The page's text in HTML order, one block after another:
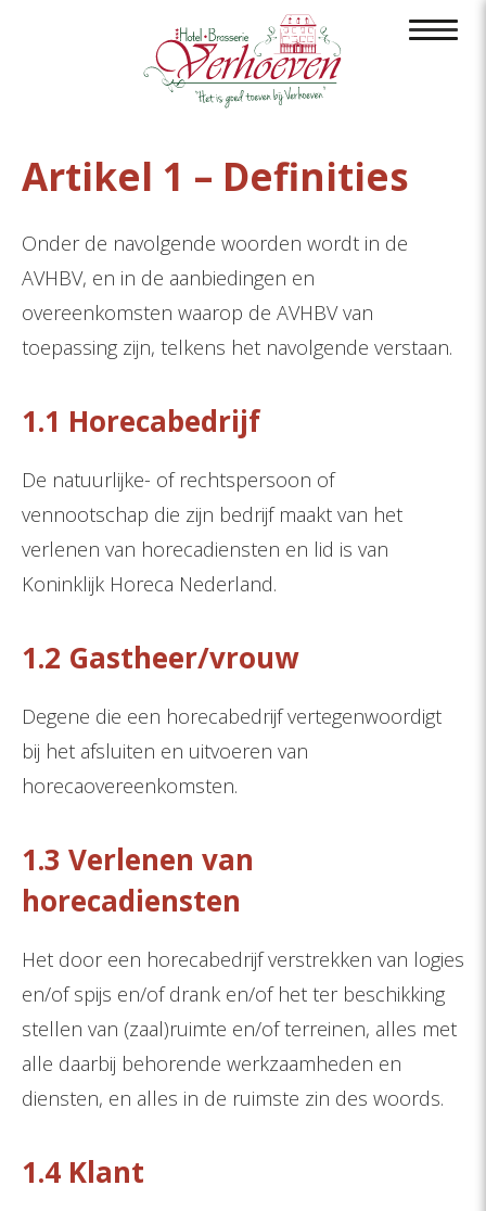
Artikel 1 – Definities
Onder de navolgende woorden wordt in de
AVHBV, en in de aanbiedingen en
overeenkomsten waarop de AVHBV van
toepassing zijn, telkens het navolgende verstaan.
1.1 Horecabedrijf
De natuurlijke- of rechtspersoon of
vennootschap die zijn bedrijf maakt van het
verlenen van horecadiensten en lid is van
Koninklijk Horeca Nederland.
1.2 Gastheer/vrouw
Degene die een horecabedrijf vertegenwoordigt
bij het afsluiten en uitvoeren van
horecaovereenkomsten.
1.3 Verlenen van
horecadiensten
Het door een horecabedrijf verstrekken van logies
en/of spijs en/of drank en/of het ter beschikking
stellen van (zaal)ruimte en/of terreinen, alles met
alle daarbij behorende werkzaamheden en
diensten, en alles in de ruimste zin des woords.
1.4 Klant